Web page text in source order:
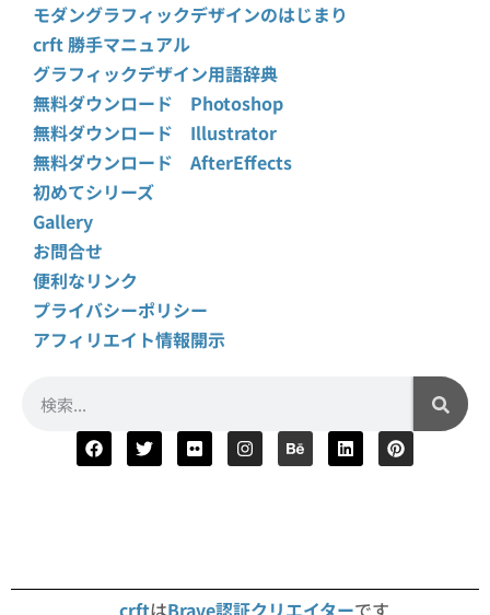
モダングラフィックデザインのはじまり
crft 勝手マニュアル
グラフィックデザイン用語辞典
無料ダウンロード Photoshop
無料ダウンロード Illustrator
無料ダウンロード AfterEffects
初めてシリーズ
Gallery
お問合せ
便利なリンク
プライバシーポリシー
アフィリエイト情報開示
crftはBrave認証クリエイターです